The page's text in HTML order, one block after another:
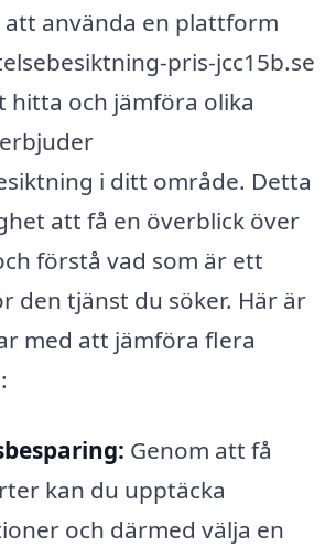
att använda en plattform
pris-jcc15b.se
hitta och jämföra olika
i ditt område. Detta
att få en överblick över
förstå vad som är ett
den tjänst du söker. Här är
med att jämföra flera
Genom att få
kan du upptäcka
och därmed välja en